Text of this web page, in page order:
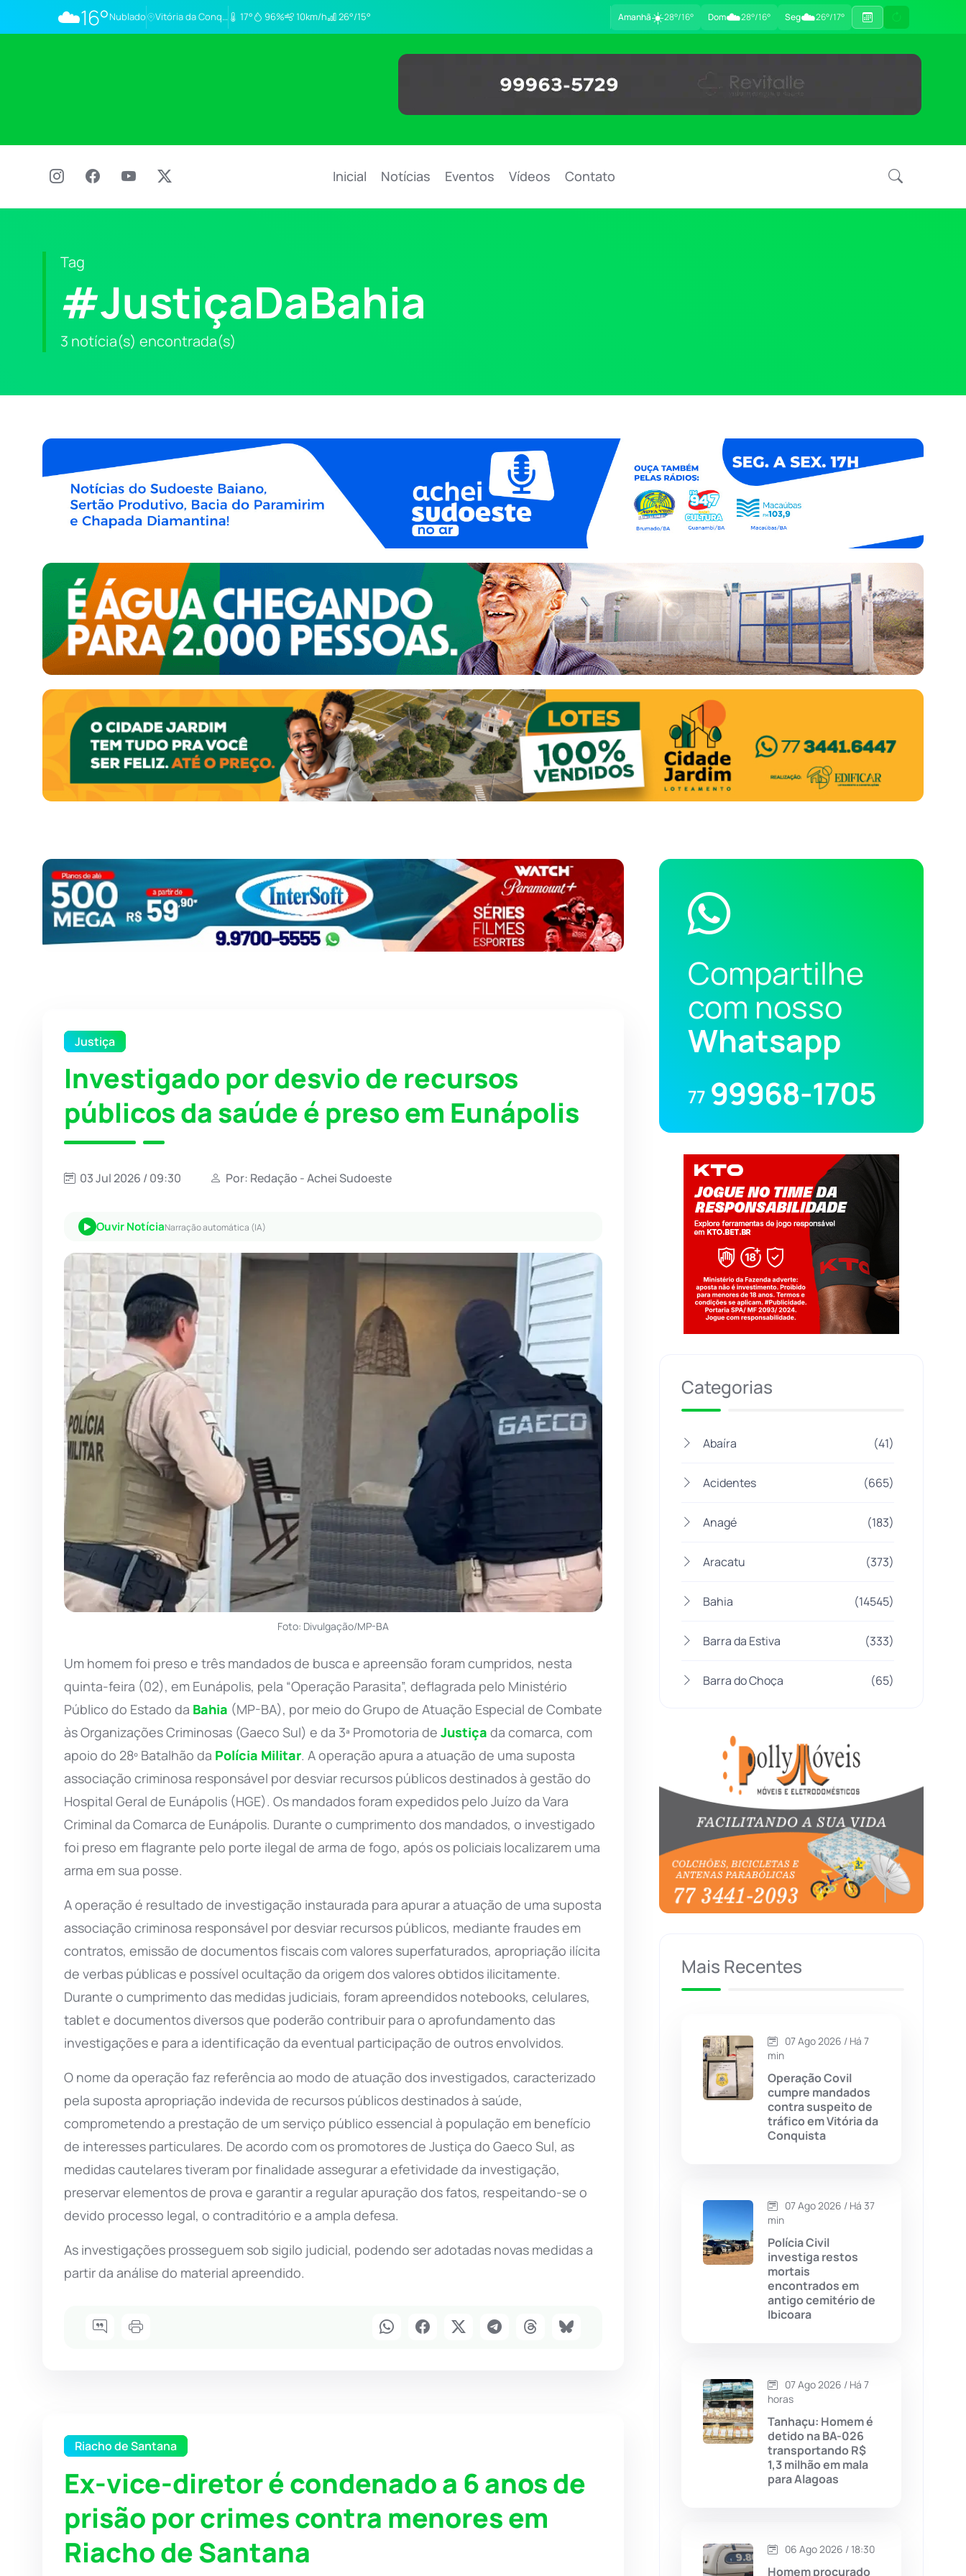
☁️16°Nublado Vitória da Conq… 17° 96% 10km/h 26°/15° Amanhã☀️28°/16° Dom☁️28°/16° Seg☁️26°/17°
Inicial Notícias Eventos Vídeos Contato
Tag
#JustiçaDaBahia
3 notícia(s) encontrada(s)
Justiça
Investigado por desvio de recursos
públicos da saúde é preso em Eunápolis
03 Jul 2026 / 09:30 Por: Redação - Achei Sudoeste
Ouvir NotíciaNarração automática (IA)
Foto: Divulgação/MP-BA
Um homem foi preso e três mandados de busca e apreensão foram cumpridos, nesta
quinta-feira (02), em Eunápolis, pela “Operação Parasita”, deflagrada pelo Ministério
Público do Estado da Bahia (MP-BA), por meio do Grupo de Atuação Especial de Combate
às Organizações Criminosas (Gaeco Sul) e da 3ª Promotoria de Justiça da comarca, com
apoio do 28º Batalhão da Polícia Militar. A operação apura a atuação de uma suposta
associação criminosa responsável por desviar recursos públicos destinados à gestão do
Hospital Geral de Eunápolis (HGE). Os mandados foram expedidos pelo Juízo da Vara
Criminal da Comarca de Eunápolis. Durante o cumprimento dos mandados, o investigado
foi preso em flagrante pelo porte ilegal de arma de fogo, após os policiais localizarem uma
arma em sua posse.
A operação é resultado de investigação instaurada para apurar a atuação de uma suposta
associação criminosa responsável por desviar recursos públicos, mediante fraudes em
contratos, emissão de documentos fiscais com valores superfaturados, apropriação ilícita
de verbas públicas e possível ocultação da origem dos valores obtidos ilicitamente.
Durante o cumprimento das medidas judiciais, foram apreendidos notebooks, celulares,
tablet e documentos diversos que poderão contribuir para o aprofundamento das
investigações e para a identificação da eventual participação de outros envolvidos.
O nome da operação faz referência ao modo de atuação dos investigados, caracterizado
pela suposta apropriação indevida de recursos públicos destinados à saúde,
comprometendo a prestação de um serviço público essencial à população em benefício
de interesses particulares. De acordo com os promotores de Justiça do Gaeco Sul, as
medidas cautelares tiveram por finalidade assegurar a efetividade da investigação,
preservar elementos de prova e garantir a regular apuração dos fatos, respeitando-se o
devido processo legal, o contraditório e a ampla defesa.
As investigações prosseguem sob sigilo judicial, podendo ser adotadas novas medidas a
partir da análise do material apreendido.
Riacho de Santana
Ex-vice-diretor é condenado a 6 anos de
prisão por crimes contra menores em
Riacho de Santana
Compartilhe
com nosso
Whatsapp
77 99968-1705
Categorias
Abaíra (41)
Acidentes (665)
Anagé (183)
Aracatu (373)
Bahia (14545)
Barra da Estiva (333)
Barra do Choça (65)
Bom Jesus da Lapa
Boquira (152)
Botuporã (72)
Brasil (7679)
Brumado (31955)
Caculé
Caetité (1504)
Candiba
Cândido Sales (121)
Caturama
Chapada Diamantina
Cordeiros
Dom Basílio (391)
(1235)
Érico Cardoso (82)
Mais Recentes
07 Ago 2026 / Há 7
min
Operação Covil
cumpre mandados
contra suspeito de
tráfico em Vitória da
Conquista
07 Ago 2026 / Há 37
min
Polícia Civil
investiga restos
mortais
encontrados em
antigo cemitério de
Ibicoara
07 Ago 2026 / Há 7
horas
Tanhaçu: Homem é
detido na BA-026
transportando R$
1,3 milhão em mala
para Alagoas
06 Ago 2026 / 18:30
Homem procurado